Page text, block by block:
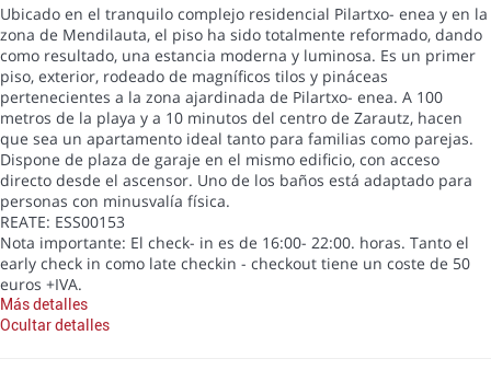
Ubicado en el tranquilo complejo residencial Pilartxo- enea y en la
zona de Mendilauta, el piso ha sido totalmente reformado, dando
como resultado, una estancia moderna y luminosa. Es un primer
piso, exterior, rodeado de magníficos tilos y pináceas
pertenecientes a la zona ajardinada de Pilartxo- enea. A 100
metros de la playa y a 10 minutos del centro de Zarautz, hacen
que sea un apartamento ideal tanto para familias como parejas.
Dispone de plaza de garaje en el mismo edificio, con acceso
directo desde el ascensor. Uno de los baños está adaptado para
personas con minusvalía física.
REATE: ESS00153
Nota importante: El check- in es de 16:00- 22:00. horas. Tanto el
early check in como late checkin - checkout tiene un coste de 50
euros +IVA.
Más detalles
Ocultar detalles